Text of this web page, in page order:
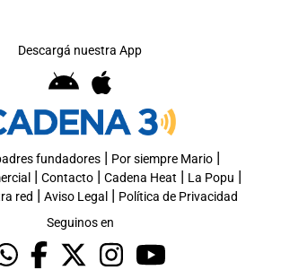
Descargá nuestra App
fundadores| Por siempre Mario|
| Contacto| Cadena Heat | La Popu |
red | Aviso Legal | Política de Privacidad
Seguinos en